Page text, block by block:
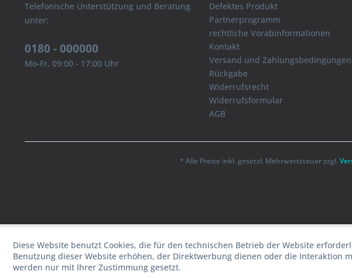
Telefonische Unterstützung und Beratung
unter:
0180 - 000000
Mo-Fr, 09:00 - 17:00 Uhr
Defektes Produkt
Partnerprogramm
rechtliche Vorabinformationen
Kontakt
Versand und Zahlungsbedingungen
Rückgabe
Widerrufsrecht
Widerrufsformular
AGB
* Alle Preise inkl. gesetzl. Mehrwertsteuer zzgl.
Diese Website benutzt Cookies, die für den technischen Betrieb der Website
Benutzung dieser Website erhöhen, der Direktwerbung dienen oder die Interaktion
werden nur mit Ihrer Zustimmung gesetzt.